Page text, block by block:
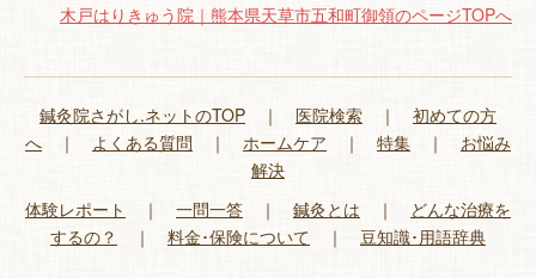
木戸はりきゅう院｜熊本県天草市五和町御領のページTOPへ
鍼灸院さがし.ネットのTOP ｜ 医院検索 ｜ 初めての方
へ ｜ よくある質問 ｜ ホームケア ｜ 特集 ｜ お悩み
解決
体験レポート
｜ 一問一答 ｜ 鍼灸とは ｜ どんな治療を
するの？
｜ 料金･保険について ｜ 豆知識･用語辞典